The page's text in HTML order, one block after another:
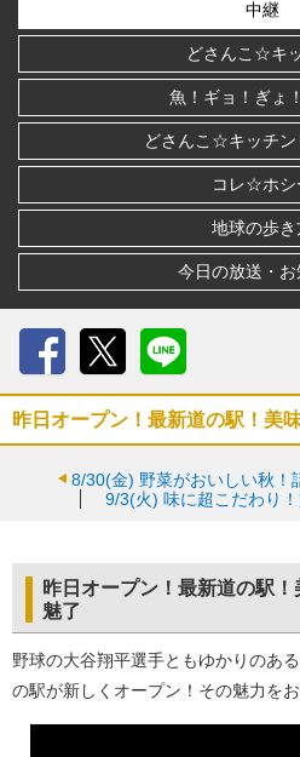
中継
どさんこ☆キ
魚！ギョ！ぎょ
どさんこ☆キッチン
コレ☆ホシ
地球の歩き
今日の放送・
昨日オープン！最新道の駅！美
8/30(金) 野菜がおいしい秋！
9/3(火) 味に超こだわり
昨日オープン！最新道の駅
魅了
野球の大谷翔平選手ともゆかりのあ
の駅が新しくオープン！その魅力をお